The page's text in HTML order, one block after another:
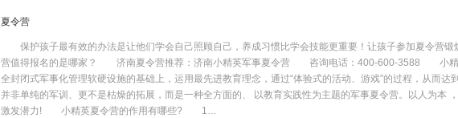
夏令营
保护孩子最有效的办法是让他们学会自己照顾自己，养成习惯比学会技能更重要！让孩子参加夏令营锻
营值得报名的是哪家？ 济南夏令营推荐：济南小精英军事夏令营 咨询电话：400-600-3588 小精
全封闭式军事化管理软硬设施的基础上，运用最先进教育理念，通过“体验式的活动、游戏”的过程，从而达
并非单纯的军训、更不是枯燥的拓展，而是一种全方面的、 以教育实践性为主题的军事夏令营。以人为本
激发潜力!​ 小精英夏令营的作用有哪些? 1…